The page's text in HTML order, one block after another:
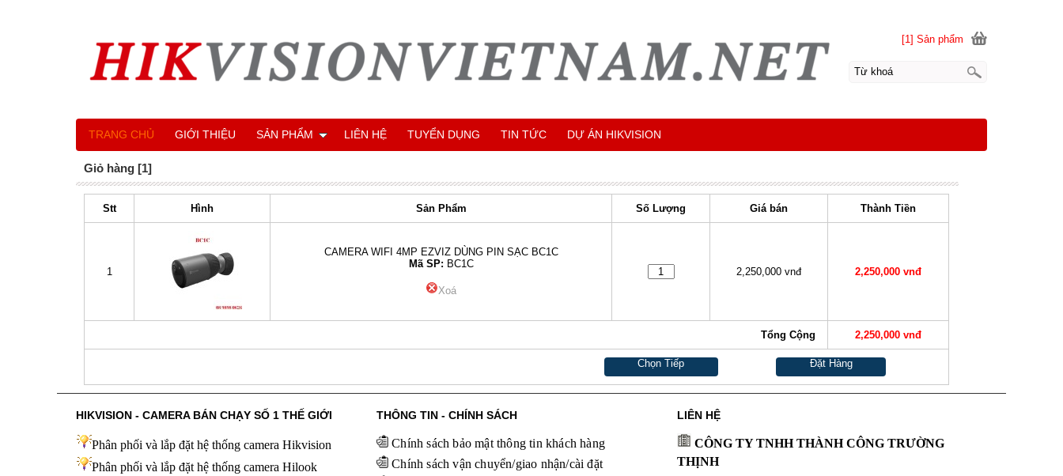
Giỏ hàng [1]
Stt Hình Sản Phẩm Số Lượng Giá bán Thành Tiền
1
CAMERA WIFI 4MP EZVIZ DÙNG PIN SẠC BC1C
Mã SP: BC1C
Xoá
2,250,000 vnđ 2,250,000 vnđ
Tổng Cộng 2,250,000 vnđ
Đặt Hàng
Chọn Tiếp
[1] Sản phẩm
TRANG CHỦ GIỚI THIỆU SẢN PHẨM LIÊN HỆ TUYỂN DỤNG TIN TỨC DỰ ÁN HIKVISION
HIKVISION - CAMERA BÁN CHẠY SỐ 1 THẾ GIỚI
Phân phối và lắp đặt hệ thống camera Hikvision
Phân phối và lắp đặt hệ thống camera Hilook
THÔNG TIN - CHÍNH SÁCH
Chính sách bảo mật thông tin khách hàng
Chính sách vận chuyển/giao nhận/cài đặt
LIÊN HỆ
CÔNG TY TNHH THÀNH CÔNG TRƯỜNG
THỊNH